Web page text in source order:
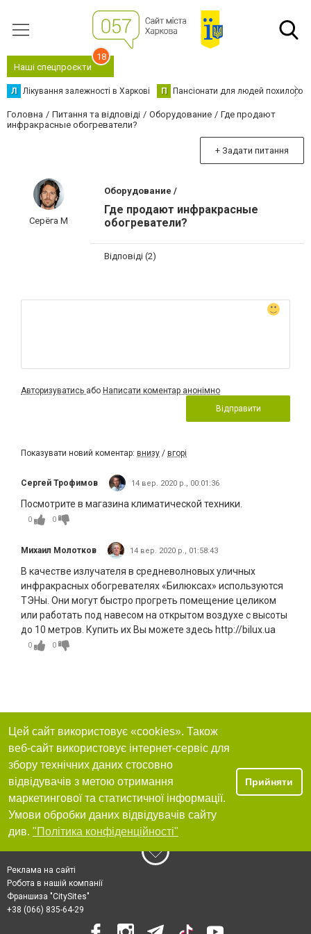
Наші спецпроєкти
18
Л Лікування залежності в Харкові П Пансіонати для людей похилого
Головна Питання та відповіді Оборудование
Где продают
инфракрасные обогреватели?
+ Задати питання
Серёга М
Оборудование /
Где продают инфракрасные
обогреватели?
Відповіді (2)
Авторизуватись або Написати коментар анонімно
Відправити
Показувати новий коментар: внизу / вгорі
Сергей Трофимов 14 вер. 2020 р., 00:01:36
Посмотрите в магазина климатической техники.
0 0
Михаил Молотков 14 вер. 2020 р., 01:58:43
В качестве излучателя в средневолновых уличных
инфракрасных обогревателях «Билюксах» используются
ТЭНы. Они могут быстро прогреть помещение целиком
или работать под навесом на открытом воздухе с высоты
до 10 метров. Купить их Вы можете здесь http://bilux.ua
0 0
Цей сайт використовує «cookies». Також
веб-сайт використовує інтернет-сервіс для
збору технічних даних стосовно
відвідувачів з метою отримання
маркетингової та статистичної інформації.
Умови обробки даних відвідувачів сайту
див. "Політика конфіденційності"
Прийняти
Реклама на сайті
Робота в нашій компанії
Франшиза "CitySites"
+38 (066) 835-64-29